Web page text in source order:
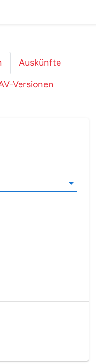
Auskünfte
Versionen